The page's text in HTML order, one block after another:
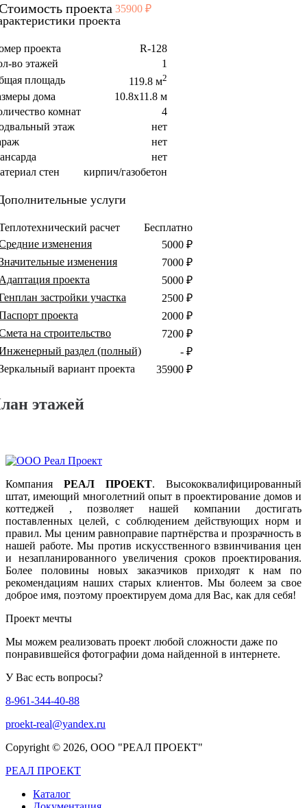
проекта 35900 ₽
проекта
проекта
R-128
во этажей
1
площадь
119.8 м2
дома
10.8x11.8 м
комнат
4
этаж
нет
нет
нет
стен
кирпич/газобетон
услуги
расчет
Бесплатно
изменения
5000 ₽
изменения
7000 ₽
проекта
5000 ₽
застройки участка
2500 ₽
проекта
2000 ₽
на строительство
7200 ₽
раздел (полный)
- ₽
вариант проекта
35900 ₽
этажей
Компания РЕАЛ ПРОЕКТ. Высококвалифицированный
штат, имеющий многолетний опыт в проектирование домов и
коттеджей , позволяет нашей компании достигать
поставленных целей, с соблюдением действующих норм и
правил. Мы ценим равноправие партнёрства и прозрачность в
нашей работе. Мы против искусственного взвинчивания цен
и незапланированного увеличения сроков проектирования.
Более половины новых заказчиков приходят к нам по
рекомендациям наших старых клиентов. Мы болеем за свое
доброе имя, поэтому проектируем дома для Вас, как для себя!
Проект мечты
Мы можем реализовать проект любой сложности даже по
понравившейся фотографии дома найденной в интернете.
У Вас есть вопросы?
8-961-344-40-88
proekt-real@yandex.ru
Copyright © 2026, ООО "РЕАЛ ПРОЕКТ"
РЕАЛ ПРОЕКТ
Каталог